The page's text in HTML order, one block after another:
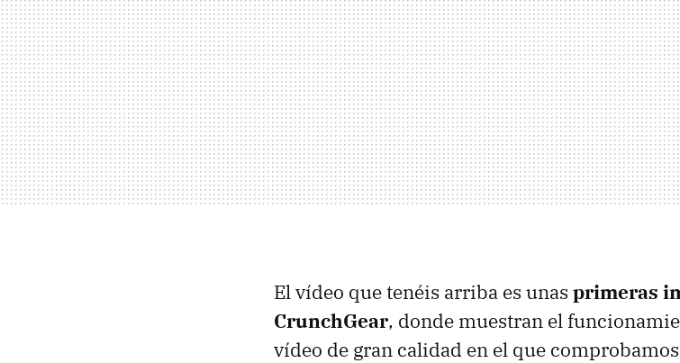
El vídeo que tenéis arriba es unas primeras
CrunchGear, donde muestran el
vídeo de gran calidad en el que